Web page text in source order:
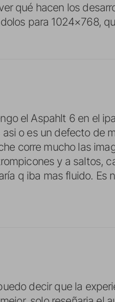
qué hacen los
para 1024×768,
el Aspahlt 6 en el
o es un defecto de
corre mucho las
y a saltos,
q iba mas fluido. Es
decir que la